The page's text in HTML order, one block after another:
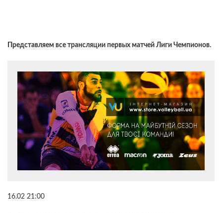
Представляем все трансляции первых матчей Лиги Чемпионов.
16.02 21:00